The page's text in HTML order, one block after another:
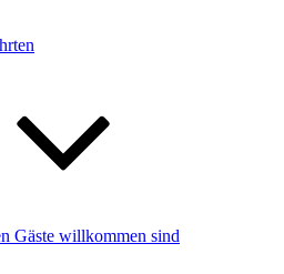
Gäste willkommen sind